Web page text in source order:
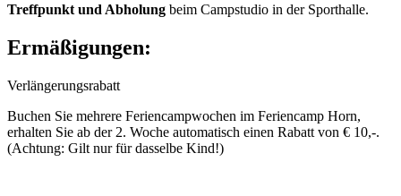
Treffpunkt und Abholung beim Campstudio in der Sporthalle.
Ermäßigungen:
Verlängerungsrabatt
Buchen Sie mehrere Feriencampwochen im Feriencamp Horn,
erhalten Sie ab der 2. Woche automatisch einen Rabatt von € 10,-.
(Achtung: Gilt nur für dasselbe Kind!)